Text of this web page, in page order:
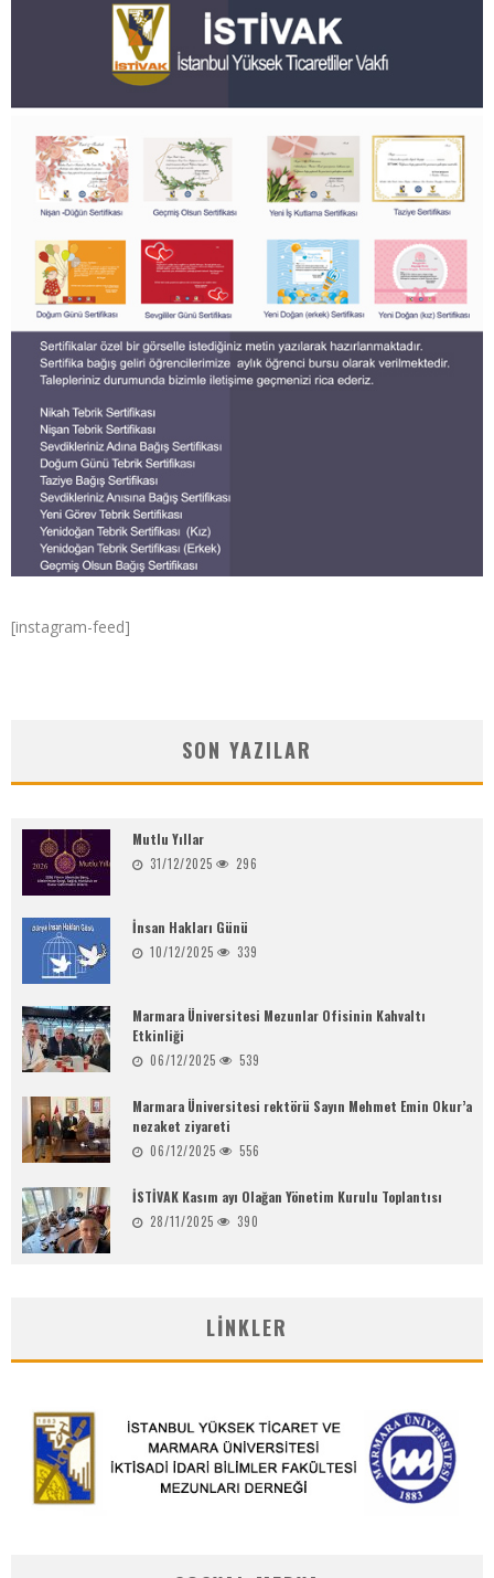
[instagram-feed]
SON YAZILAR
Mutlu Yıllar
31/12/2025 296
İnsan Hakları Günü
10/12/2025 339
Marmara Üniversitesi Mezunlar Ofisinin Kahvaltı
Etkinliği
06/12/2025 539
Marmara Üniversitesi rektörü Sayın Mehmet Emin Okur’a
nezaket ziyareti
06/12/2025 556
İSTİVAK Kasım ayı Olağan Yönetim Kurulu Toplantısı
28/11/2025 390
LINKLER